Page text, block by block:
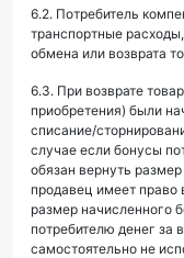
6.2. Потребитель
транспортные
обмена или возврата
6.3. При возврате
приобретения) были
списание/
случае если бонусы
обязан вернуть
продавец имеет право
размер начисленного
потребителю денег за
самостоятельно не